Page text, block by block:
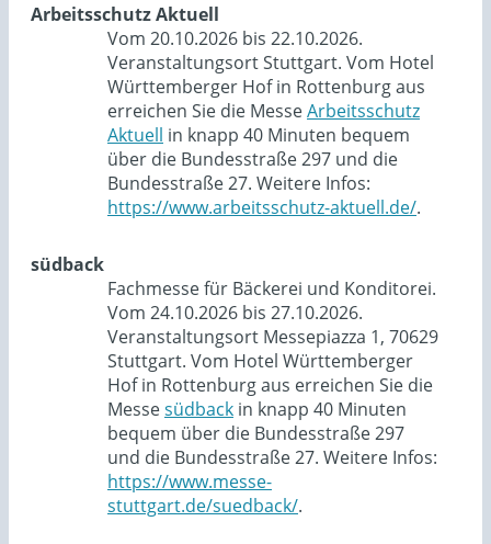
Arbeitsschutz Aktuell
Vom 20.10.2026 bis 22.10.2026.
Veranstaltungsort Stuttgart. Vom Hotel
Württemberger Hof in Rottenburg aus
erreichen Sie die MesseArbeitsschutz
Aktuell in knapp 40 Minuten bequem
über die Bundesstraße 297 und die
Bundesstraße 27. Weitere Infos:
https://www.arbeitsschutz-aktuell.de/.
südback
Fachmesse für Bäckerei und Konditorei.
Vom 24.10.2026 bis 27.10.2026.
Veranstaltungsort Messepiazza 1, 70629
Stuttgart. Vom Hotel Württemberger
Hof in Rottenburg aus erreichen Sie die
Messesüdback in knapp 40 Minuten
bequem über die Bundesstraße 297
und die Bundesstraße 27. Weitere Infos:
https://www.messe-
stuttgart.de/suedback/.